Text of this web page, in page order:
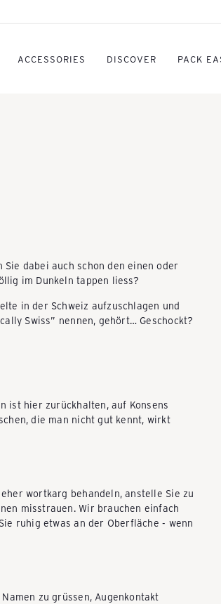
ACCESSORIES DISCOVER PACK
dabei auch schon den einen oder
im Dunkeln tappen liess?
in der Schweiz aufzuschlagen und
Swiss” nennen, gehört… Geschockt?
ist hier zurückhalten, auf Konsens
die man nicht gut kennt, wirkt
wortkarg behandeln, anstelle Sie zu
misstrauen. Wir brauchen einfach
ruhig etwas an der Oberfläche - wenn
zu grüssen, Augenkontakt